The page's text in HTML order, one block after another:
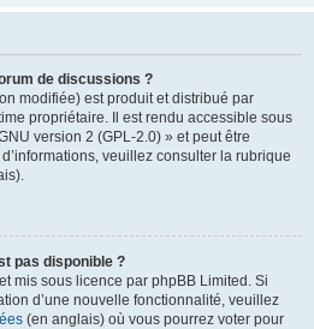
de discussions ?
modifiée) est produit et distribué par
propriétaire. Il est rendu accessible sous
version 2 (GPL-2.0) » et peut être
veuillez consulter la rubrique
pas disponible ?
mis sous licence par phpBB Limited. Si
d’une nouvelle fonctionnalité, veuillez
(en anglais) où vous pourrez voter pour